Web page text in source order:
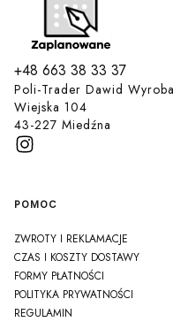
+48 663 38 33 37
Poli-Trader Dawid Wyroba
Wiejska 104
43-227 Miedźna
Linki w stopce
POMOC
ZWROTY I REKLAMACJE
CZAS I KOSZTY DOSTAWY
FORMY PŁATNOŚCI
POLITYKA PRYWATNOŚCI
REGULAMIN